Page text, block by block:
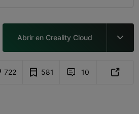
Abrir en Creality Cloud 
722 581  10 